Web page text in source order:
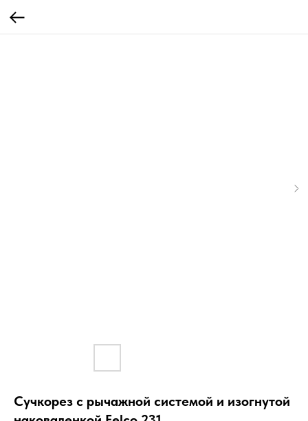
Сучкорез с рычажной системой и изогнутой